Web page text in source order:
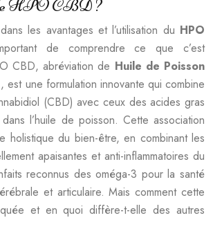
le HPO CBD ?
les avantages et l’utilisation du HPO
de comprendre ce que c’est
CBD, abréviation de Huile de Poisson
, est une formulation innovante qui combine
(CBD) avec ceux des acides gras
l’huile de poisson. Cette association
holistique du bien-être, en combinant les
apaisantes et anti-inflammatoires du
reconnus des oméga-3 pour la santé
et articulaire. Mais comment cette
et en quoi diffère-t-elle des autres